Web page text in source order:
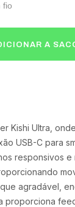
Kishi Ultra,
USB-C para
responsivos e
agradável,
proporciona
fio
A